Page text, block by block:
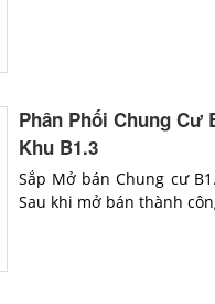
Phân Phối Chung Cư
Khu B1.3
Sắp Mở bán Chung cư
Sau khi mở bán thành